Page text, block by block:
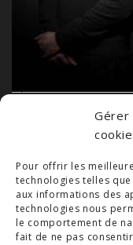
Gérer
Pour offrir les
technologies telles
aux informations des
technologies nous
le comportement de
fait de ne pas
-